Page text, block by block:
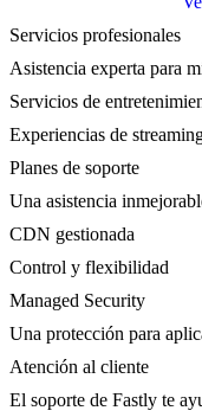
Servicios profesionales
Asistencia experta para
Servicios de
Experiencias de
Planes de soporte
Una asistencia
CDN gestionada
Control y flexibilidad
Managed Security
Una protección para
Atención al cliente
El soporte de Fastly te